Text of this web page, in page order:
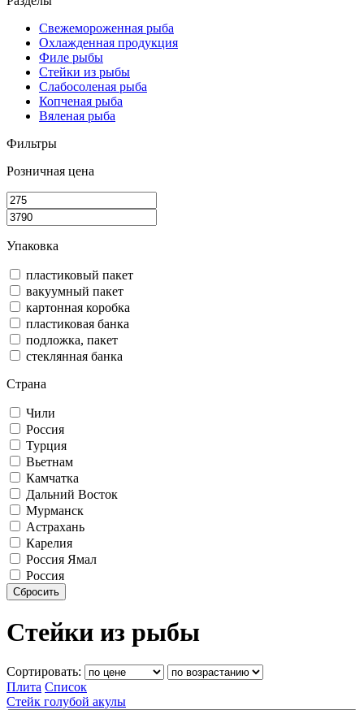
Свежемороженная рыба
Охлажденная продукция
Филе рыбы
Стейки из рыбы
Слабосоленая рыба
Копченая рыба
Вяленая рыба
Фильтры
Розничная цена
Упаковка
пластиковый пакет
вакуумный пакет
картонная коробка
пластиковая банка
подложка, пакет
стеклянная банка
Страна
Чили
Россия
Турция
Вьетнам
Камчатка
Дальний Восток
Мурманск
Астрахань
Карелия
Россия Ямал
Россия
Сбросить
Стейки из рыбы
Сортировать:
Плита Список
Стейк голубой акулы